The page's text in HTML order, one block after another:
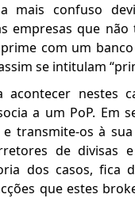
mais confuso
empresas que não
com um
se intitulam
acontecer nestes
a um PoP. Em
transmite-os à
de divisas
dos casos, fica
que estes